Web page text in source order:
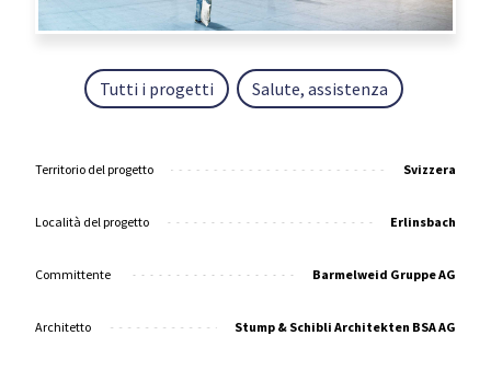
Tutti i progetti Salute, assistenza
Territorio del progetto Svizzera
Località del progetto Erlinsbach
Committente Barmelweid Gruppe AG
Architetto Stump & Schibli Architekten BSA AG